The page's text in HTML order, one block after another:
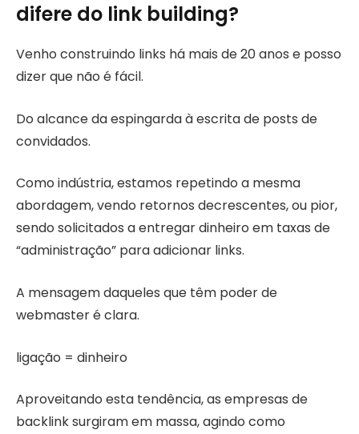
difere do link building?
Venho construindo links há mais de 20 anos e posso
dizer que não é fácil.
Do alcance da espingarda à escrita de posts de
convidados.
Como indústria, estamos repetindo a mesma
abordagem, vendo retornos decrescentes, ou pior,
sendo solicitados a entregar dinheiro em taxas de
“administração” para adicionar links.
A mensagem daqueles que têm poder de
webmaster é clara.
ligação = dinheiro
Aproveitando esta tendência, as empresas de
backlink surgiram em massa, agindo como